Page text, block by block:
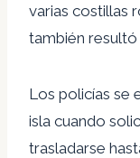
varias costillas
también
Los policías se
isla cuando
trasladarse